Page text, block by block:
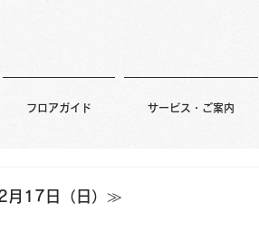
フロアガイド サービス・ご案内
月17日（日）≫